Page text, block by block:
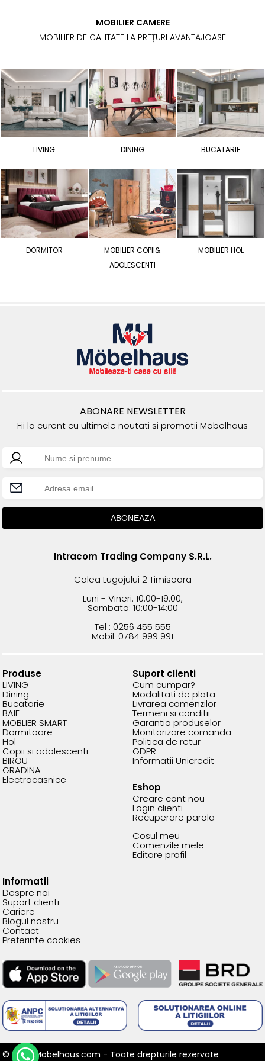
MOBILIER CAMERE
MOBILIER DE CALITATE LA PREȚURI AVANTAJOASE
LIVING DINING BUCATARIE
DORMITOR
MOBILIER COPII&
ADOLESCENTI
MOBILIER HOL
ABONARE NEWSLETTER
Fii la curent cu ultimele noutati si promotii Mobelhaus
Intracom Trading Company S.R.L.
Calea Lugojului 2 Timisoara
Luni - Vineri: 10:00-19:00,
Sambata: 10:00-14:00
Tel : 0256 455 555
Mobil: 0784 999 991
Produse
LIVING
Dining
Bucatarie
BAIE
MOBLIER SMART
Dormitoare
Hol
Copii si adolescenti
BIROU
GRADINA
Electrocasnice
Suport clienti
Cum cumpar?
Modalitati de plata
Livrarea comenzilor
Termeni si conditii
Garantia produselor
Monitorizare comanda
Politica de retur
GDPR
Informatii Unicredit
Eshop
Creare cont nou
Login clienti
Recuperare parola
Cosul meu
Comenzile mele
Editare profil
Informatii
Despre noi
Suport clienti
Cariere
Blogul nostru
Contact
Preferinte cookies
© 2026 Mobelhaus.com - Toate drepturile rezervate